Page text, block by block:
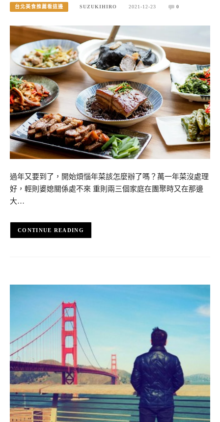
台北美食推薦看這邊 SUZUKIHIRO 2021-12-23 0
過年又要到了，開始煩惱年菜該怎麼辦了嗎？萬一年菜沒處理
好，輕則婆媳關係處不來 重則兩三個家庭在團聚時又在那邊
大…
CONTINUE READING